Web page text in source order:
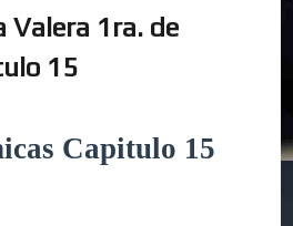
Valera 1ra. de
15
Capitulo 15